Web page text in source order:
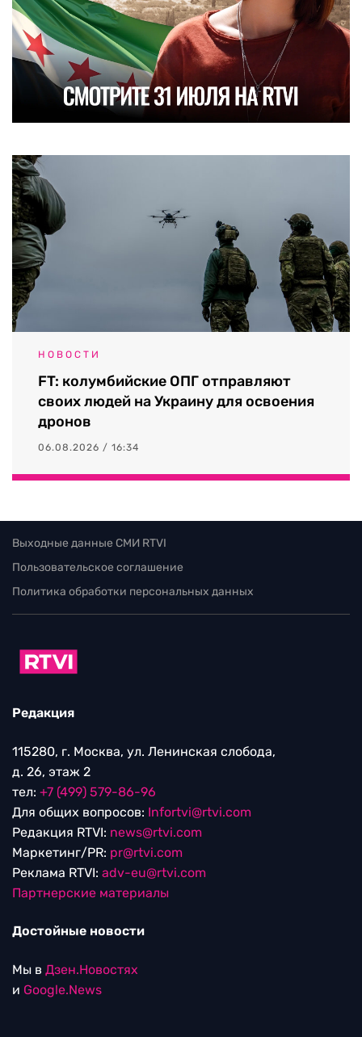
НОВОСТИ
FT: колумбийские ОПГ отправляют
своих людей на Украину для освоения
дронов
06.08.2026 / 16:34
Выходные данные СМИ RTVI
Пользовательское соглашение
Политика обработки персональных данных
Редакция
115280, г. Москва, ул. Ленинская слобода,
д. 26, этаж 2
тел: +7 (499) 579-86-96
Для общих вопросов: Infortvi@rtvi.com
Редакция RTVI: news@rtvi.com
Маркетинг/PR: pr@rtvi.com
Реклама RTVI: adv-eu@rtvi.com
Партнерские материалы
Достойные новости
Мы в Дзен.Новостях
и Google.News